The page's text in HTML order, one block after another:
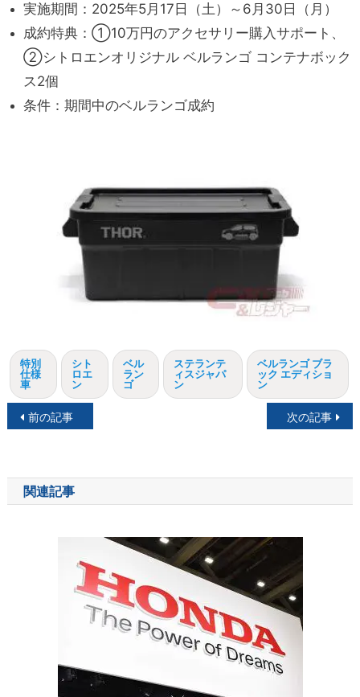
実施期間：2025年5月17日（土）～6月30日（月）
成約特典：①10万円のアクセサリー購入サポート、
②シトロエンオリジナル ベルランゴ コンテナボック
ス2個
条件：期間中のベルランゴ成約
特別
仕様
車
シト
ロエ
ン
ベル
ラン
ゴ
ステランテ
ィスジャパ
ン
ベルランゴ ブラ
ック エディショ
ン
投
ナ
ビ
前の記事 次の記事
関連記事